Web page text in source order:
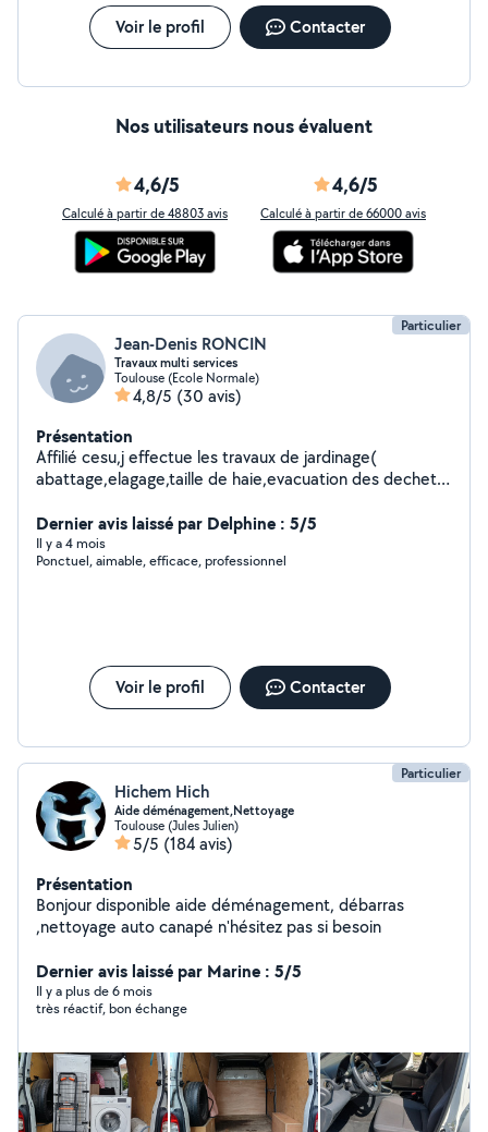
Voir le profil Contacter
Nos utilisateurs nous évaluent
4,6/5
Calculé à partir de 48803 avis
4,6/5
Calculé à partir de 66000 avis
Particulier
Jean-Denis RONCIN
Travaux multi services
Toulouse (Ecole Normale)
4,8/5 (30 avis)
Présentation
Affilié cesu,j effectue les travaux de jardinage(
abattage,elagage,taille de haie,evacuation des dechets
chenaux...),refection de terrasse en bois,etc.. Je réalise
également les travaux interieurs tels que la pose de
faience,carrelage,cuisine,debouchage canalisation ....etc
Dernier avis laissé par Delphine : 5/5
Il y a 4 mois
Ponctuel, aimable, efficace, professionnel
Voir le profil Contacter
Particulier
Hichem Hich
Aide déménagement,Nettoyage
Toulouse (Jules Julien)
5/5 (184 avis)
Présentation
Bonjour disponible aide déménagement, débarras
,nettoyage auto canapé n'hésitez pas si besoin
Dernier avis laissé par Marine : 5/5
Il y a plus de 6 mois
très réactif, bon échange